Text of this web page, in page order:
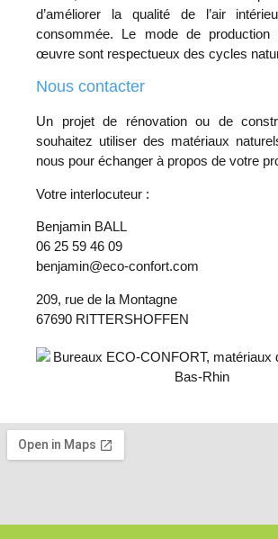
d’améliorer la qualité de l’air
consommée. Le mode de
œuvre sont respectueux des cycles
Nous contacter
Un projet de rénovation ou de
souhaitez utiliser des matériaux
nous pour échanger à propos de votre
Votre interlocuteur :
Benjamin BALL
06 25 59 46 09
benjamin@eco-confort.com
209, rue de la Montagne
67690 RITTERSHOFFEN